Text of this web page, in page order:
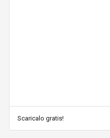
Scaricalo gratis!